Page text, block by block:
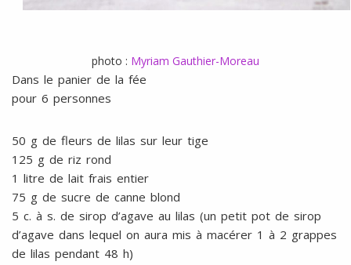
photo : Myriam Gauthier-Moreau
Dans le panier de la fée
pour 6 personnes
50 g de fleurs de lilas sur leur tige
125 g de riz rond
1 litre de lait frais entier
75 g de sucre de canne blond
5 c. à s. de sirop d’agave au lilas (un petit pot de sirop
d’agave dans lequel on aura mis à macérer 1 à 2 grappes
de lilas pendant 48 h)